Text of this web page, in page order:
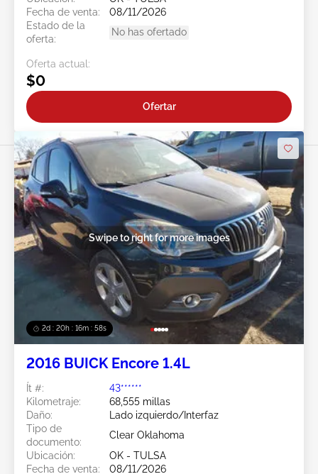
Fecha de venta:
08/11/2026
Estado de la
oferta:
No has ofertado
Oferta actual:
$0
Ofertar
2d : 20h : 16m : 55s
Swipe to right for more images
2016 BUICK Encore 1.4L
Ít #:
43******
Kilometraje:
68,555 millas
Daño:
Lado izquierdo/Interfaz
Tipo de
documento:
Clear Oklahoma
Ubicación:
OK - TULSA
Fecha de venta:
08/11/2026